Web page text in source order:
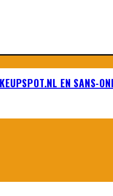
EN SANS-